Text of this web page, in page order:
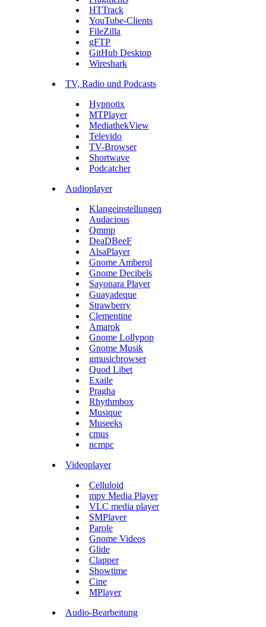
HTTrack
YouTube-Clients
FileZilla
gFTP
GitHub Desktop
Wireshark
TV, Radio und Podcasts
Hypnotix
MTPlayer
MediathekView
Televido
TV-Browser
Shortwave
Podcatcher
Audioplayer
Klangeinstellungen
Audacious
Qmmp
DeaDBeeF
AlsaPlayer
Gnome Amberol
Gnome Decibels
Sayonara Player
Guayadeque
Strawberry
Clementine
Amarok
Gnome Lollypop
Gnome Musik
gmusicbrowser
Quod Libet
Exaile
Pragha
Rhythmbox
Musique
Museeks
cmus
ncmpc
Videoplayer
Celluloid
mpv Media Player
VLC media player
SMPlayer
Parole
Gnome Videos
Glide
Clapper
Showtime
Cine
MPlayer
Audio-Bearbeitung